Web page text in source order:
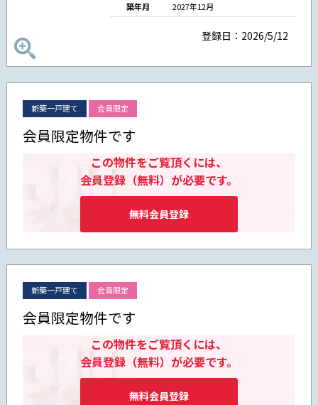
築年月
2027年12月
登録日：2026/5/12
新築一戸建て 会員限定
会員限定物件です
この物件をご覧頂くには、
会員登録（無料）が必要です。
無料会員登録
新築一戸建て 会員限定
会員限定物件です
この物件をご覧頂くには、
会員登録（無料）が必要です。
無料会員登録